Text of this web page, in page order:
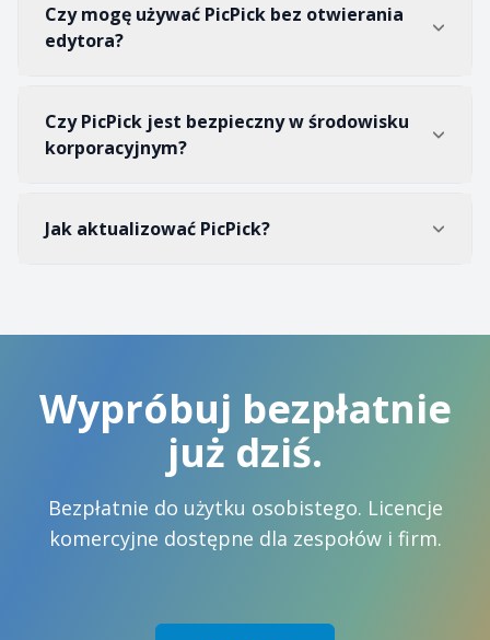
Czy mogę używać PicPick bez otwierania
edytora?
Czy PicPick jest bezpieczny w środowisku
korporacyjnym?
Jak aktualizować PicPick?
Wypróbuj bezpłatnie
już dziś.
Bezpłatnie do użytku osobistego. Licencje
komercyjne dostępne dla zespołów i firm.